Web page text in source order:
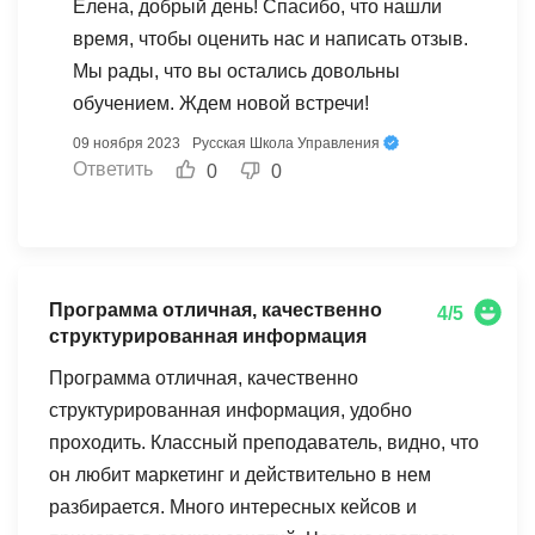
Елена, добрый день! Спасибо, что нашли
время, чтобы оценить нас и написать отзыв.
Мы рады, что вы остались довольны
обучением. Ждем новой встречи!
09 ноября 2023 Русская Школа Управления
Ответить 0 0
Программа отличная, качественно
структурированная информация
4/5
Программа отличная, качественно
структурированная информация, удобно
проходить. Классный преподаватель, видно, что
он любит маркетинг и действительно в нем
разбирается. Много интересных кейсов и